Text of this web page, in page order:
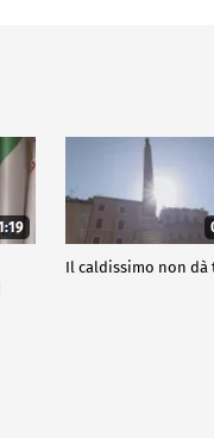
Il caldissimo non dà